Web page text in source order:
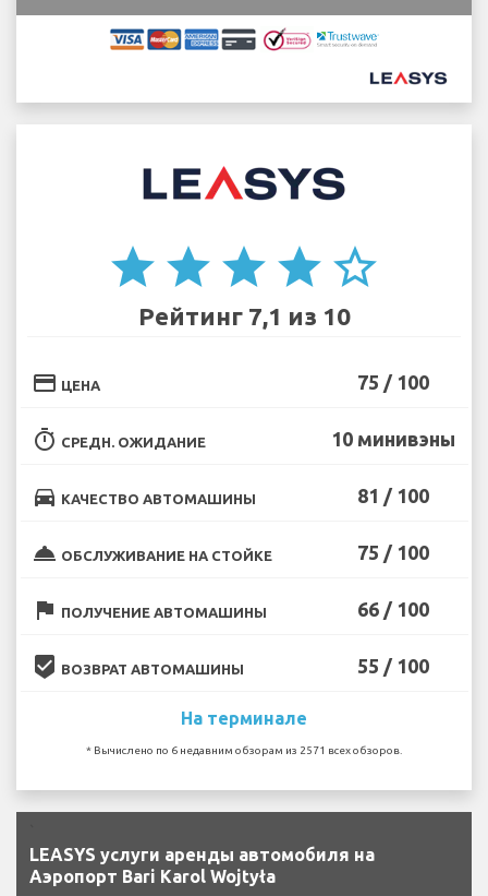
star star star star star_border
Рейтинг 7,1 из 10
credit_card ЦЕНА 75 / 100
timer СРЕДН. ОЖИДАНИЕ 10 минивэны
directions_car КАЧЕСТВО АВТОМАШИНЫ 81 / 100
room_service ОБСЛУЖИВАНИЕ НА СТОЙКЕ 75 / 100
flag ПОЛУЧЕНИЕ АВТОМАШИНЫ 66 / 100
beenhere ВОЗВРАТ АВТОМАШИНЫ 55 / 100
На терминале
* Вычислено по 6 недавним обзорам из 2571 всех обзоров.
LEASYS услуги аренды автомобиля на
Аэропорт Bari Karol Wojtyła